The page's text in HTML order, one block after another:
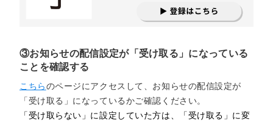
③お知らせの配信設定が「受け取る」になっている
ことを確認する
こちらのページにアクセスして、お知らせの配信設定が
「受け取る」になっているかご確認ください。
「受け取らない」に設定していた方は、「受け取る」に変